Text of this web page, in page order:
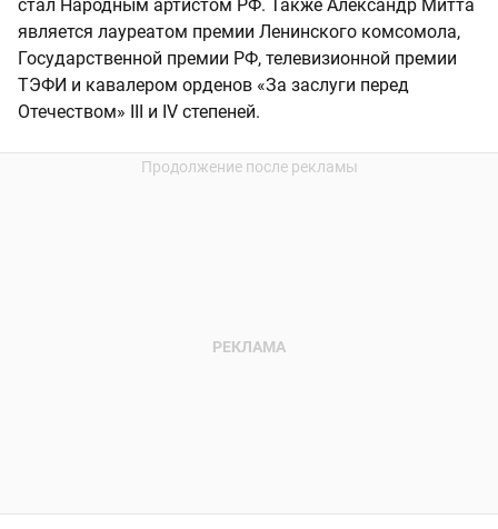
стал Народным артистом РФ. Также Александр Митта
является лауреатом премии Ленинского комсомола,
Государственной премии РФ, телевизионной премии
ТЭФИ и кавалером орденов «За заслуги перед
Отечеством» III и IV степеней.